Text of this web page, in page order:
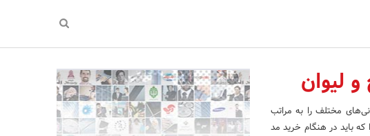
لیوان
مختلف را به مراتب
که باید در هنگام خرید مد